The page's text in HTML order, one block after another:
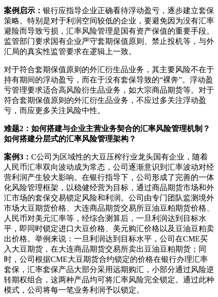
案例启示： 银行应指导企业正确看待浮动盈亏，逐步建立套保
策略。特别是对于利润空间较低的企业，要避免因为没有汇率
避险而导致亏损，汇率风险管理是国有资产保值的重要手段。
监管部门要求国有企业严守套期保值原则、禁止投机等，与外
汇局的真实性监管要求在逻辑上一致。
对于符合套期保值原则的外汇衍生品业务，其主要风险不在于
持有期间的浮动盈亏，而在于没有套保导致的“裸奔”。浮动盈
亏管理要求适合高风险衍生品业务，如大宗商品期货等。对于
符合套期保值原则的外汇衍生品业务，不应过多关注浮动盈
亏，而应更多关注风险中性。
难题2：如何搭建与企业主营业务契合的汇率风险管理机制？
如何搭建分层式的汇率风险管理架构？
案例3： C公司为区域性的大豆压榨行业龙头国有企业，随着
人民币汇率双向波动成为常态，公司逐渐意识到汇率波动对经
营利润产生较大影响。在银行指导下，公司形成了完善的一体
化风险管理框架，以稳健经营为目标，通过商品期货市场和外
汇市场的套保交易锁定风险和利润。公司由专门团队监测境外
市场大豆期货价格、大连商品期货交易所豆油豆粕期货价格、
人民币对美元汇率等，经综合测算后，一旦利润达到目标水
平，即同时锁定进口大豆价格、美元购汇价格以及豆油豆粕卖
出价格。举例来说：一旦利润达到目标水平，公司在CME买
入大豆期货，在大连商品期货交易所卖出豆油豆粕期货；同
时，公司根据CME大豆期货合约锁定的价格在银行办理汇率
套保，汇率套保产品大部分采用远期购汇，小部分通过风险逆
转期权组合，这两种产品均可将汇率风险完全锁定。通过此种
模式，公司将每一笔业务利润予以锁定。